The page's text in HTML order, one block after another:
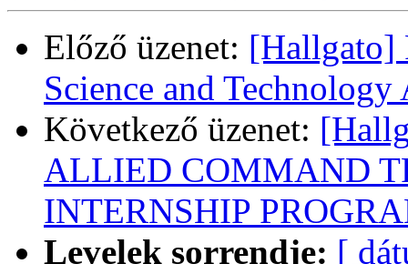
Előző üzenet: [Hallgato]
Science and
Következő üzenet:
ALLIED COMMAND
INTERNSHIP
Levelek sorrendje: [